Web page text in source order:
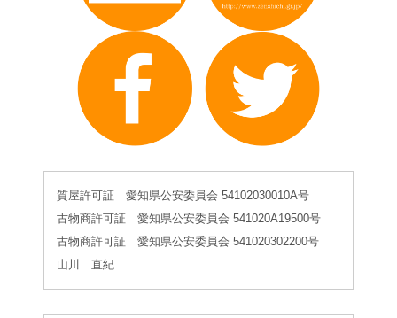
質屋許可証 愛知県公安委員会 54102030010A号
古物商許可証 愛知県公安委員会 541020A19500号
古物商許可証 愛知県公安委員会 541020302200号
山川 直紀